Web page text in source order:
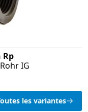
Rp
IG
les variantes